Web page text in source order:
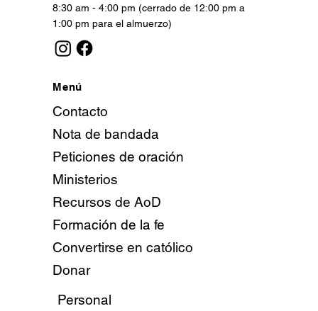
Menú
Contacto
Nota de bandada
Peticiones de oración
Ministerios
Recursos de AoD
Formación de la fe
Convertirse en católico
Donar
Personal
8:30 am - 4:00 pm (cerrado de 12:00 pm a
1:00 pm para el almuerzo)